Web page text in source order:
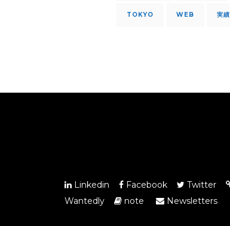
TOKYO WEB 実績
Linkedin Facebook
Twitter
Wantedly
note Newsletters